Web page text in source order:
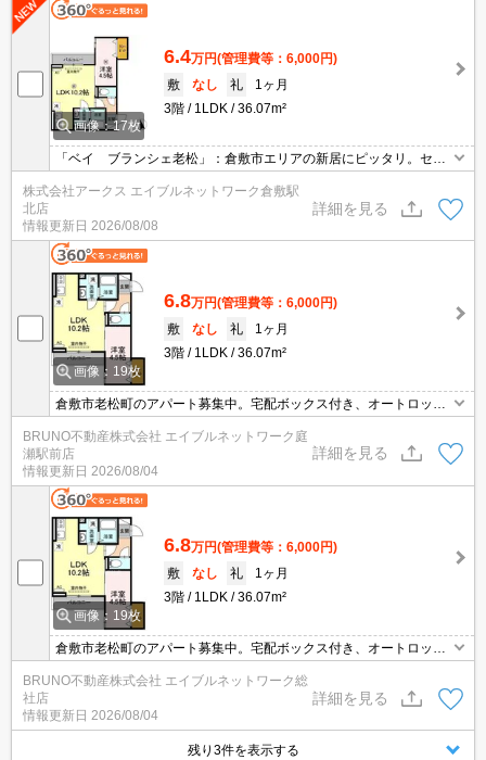
画像：17枚
6.4万円(管理費等：6,000円)
敷
なし 礼
1ヶ月
3階
1LDK 36.07m²
「ベイ ブランシェ老松」：倉敷市エリアの新居にピッタリ。セキ
で安心して生活できます。共用部には宅配ボックスが備え付けられ
ているため、急なお出かけや不在の際にも荷物を受け取ることが可
能です。IHキッチンで安全に調理ができます。
株式会社アークス エイブルネットワーク倉敷駅
北店
情報更新日 2026/08/08
詳細を見る
画像：19枚
6.8万円(管理費等：6,000円)
敷
なし 礼
1ヶ月
3階
1LDK 36.07m²
倉敷市老松町のアパート募集中。宅配ボックス付き、オートロッ
ク。浴室乾燥機付き、シャンプードレッサー付き、お気軽にお問い
合わせください。
BRUNO不動産株式会社 エイブルネットワーク庭
瀬駅前店
情報更新日 2026/08/04
詳細を見る
画像：19枚
6.8万円(管理費等：6,000円)
敷
なし 礼
1ヶ月
3階
1LDK 36.07m²
倉敷市老松町のアパート募集中。宅配ボックス付き、オートロッ
ク。浴室乾燥機付き、シャンプードレッサー付き、お気軽にお問い
合わせください。
BRUNO不動産株式会社 エイブルネットワーク総
社店
情報更新日 2026/08/04
詳細を見る
残り3件を表示する